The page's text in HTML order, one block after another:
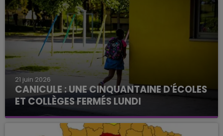
21 juin 2026
CANICULE : UNE CINQUANTAINE D'ÉCOLES
ET COLLÈGES FERMÉS LUNDI